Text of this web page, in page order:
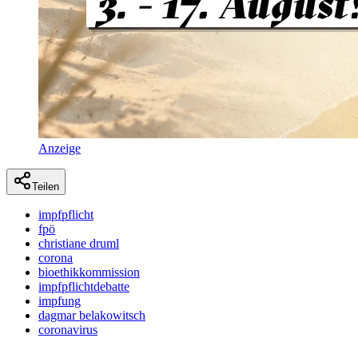
Anzeige
Teilen
impfpflicht
fpö
christiane druml
corona
bioethikkommission
impfpflichtdebatte
impfung
dagmar belakowitsch
coronavirus